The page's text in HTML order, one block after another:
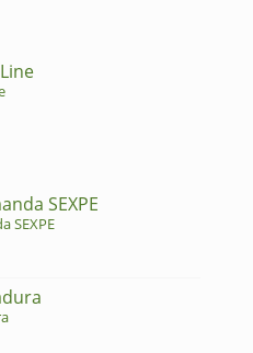
SEXPE
SEXPE